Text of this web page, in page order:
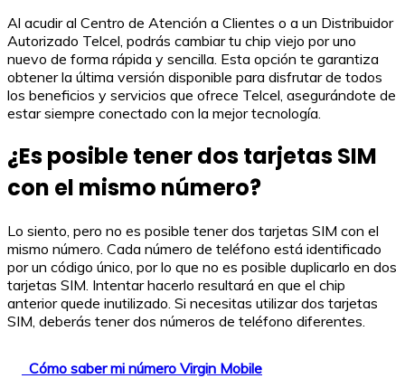
Al acudir al Centro de Atención a Clientes o a un Distribuidor
Autorizado Telcel, podrás cambiar tu chip viejo por uno
nuevo de forma rápida y sencilla. Esta opción te garantiza
obtener la última versión disponible para disfrutar de todos
los beneficios y servicios que ofrece Telcel, asegurándote de
estar siempre conectado con la mejor tecnología.
¿Es posible tener dos tarjetas SIM
con el mismo número?
Lo siento, pero no es posible tener dos tarjetas SIM con el
mismo número. Cada número de teléfono está identificado
por un código único, por lo que no es posible duplicarlo en dos
tarjetas SIM. Intentar hacerlo resultará en que el chip
anterior quede inutilizado. Si necesitas utilizar dos tarjetas
SIM, deberás tener dos números de teléfono diferentes.
Cómo saber mi número Virgin Mobile